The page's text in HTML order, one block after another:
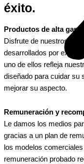
éxito.
Productos de alta gama
Disfrute de nuestros
desarrollados por
uno de ellos refleja
diseñado para cuidar su
mejorar su aspecto.
Remuneración y
Le damos los medios
gracias a un plan de
los modelos
remuneración probado